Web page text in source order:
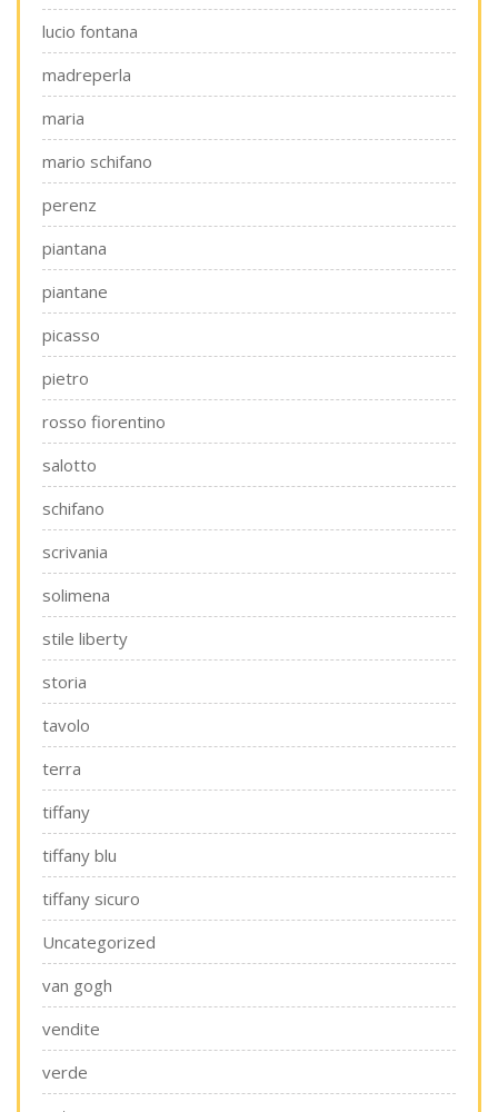
lucio fontana
madreperla
maria
mario schifano
perenz
piantana
piantane
picasso
pietro
rosso fiorentino
salotto
schifano
scrivania
solimena
stile liberty
storia
tavolo
terra
tiffany
tiffany blu
tiffany sicuro
Uncategorized
van gogh
vendite
verde